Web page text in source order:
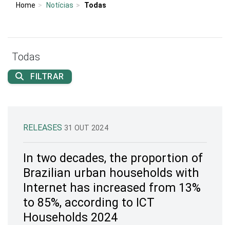
Home Notícias Todas
Todas
FILTRAR
RELEASES 31 OUT 2024
In two decades, the proportion of
Brazilian urban households with
Internet has increased from 13%
to 85%, according to ICT
Households 2024